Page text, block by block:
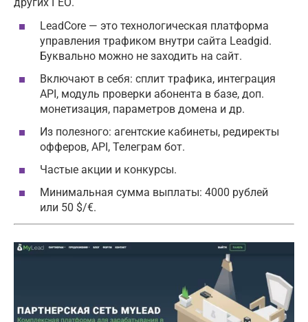
других ГЕО.
LeadCore — это технологическая платформа
управления трафиком внутри сайта Leadgid.
Буквально можно не заходить на сайт.
Включают в себя: сплит трафика, интеграция
API, модуль проверки абонента в базе, доп.
монетизация, параметров домена и др.
Из полезного: агентские кабинеты, редиректы
офферов, API, Телеграм бот.
Частые акции и конкурсы.
Минимальная сумма выплаты: 4000 рублей
или 50 $/€.